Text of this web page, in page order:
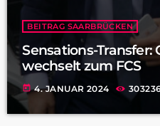
BEITRAG SAARBRÜCKEN
Sensations-Transfer:
wechselt zum FCS
today 4. JANUAR 2024